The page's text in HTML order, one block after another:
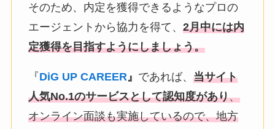
そのため、内定を獲得できるようなプロの
エージェントから協力を得て、 2月中には内
定獲得を目指すようにしましょう。
『DiG UP CAREER』 であれば、 当サイト
人気No.1のサービスとして認知度があり、
オンライン面談も実施しているので、地方